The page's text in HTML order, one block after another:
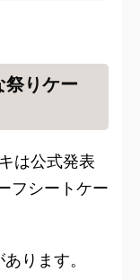
祭りケー
は公式発表
フシートケー
ります。